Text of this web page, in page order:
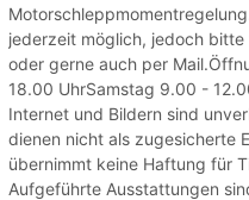
jederzeit möglich, jedoch
oder gerne auch per
18.00 UhrSamstag 9.00 -
Internet und Bildern sind
dienen nicht als zugesicherte
übernimmt keine Haftung für
Aufgeführte Ausstattungen